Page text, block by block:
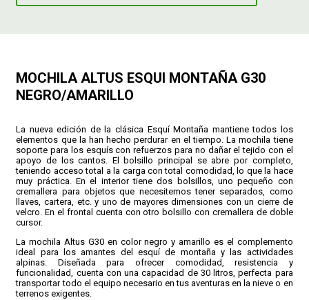
MOCHILA ALTUS ESQUI MONTAÑA G30
NEGRO/AMARILLO
La nueva edición de la clásica Esquí Montaña mantiene todos los
elementos que la han hecho perdurar en el tiempo. La mochila tiene
soporte para los esquís con refuerzos para no dañar el tejido con el
apoyo de los cantos. El bolsillo principal se abre por completo,
teniendo acceso total a la carga con total comodidad, lo que la hace
muy práctica. En el interior tiene dos bolsillos, uno pequeño con
cremallera para objetos que necesitemos tener separados, como
llaves, cartera, etc. y uno de mayores dimensiones con un cierre de
velcro. En el frontal cuenta con otro bolsillo con cremallera de doble
cursor.
La mochila Altus G30 en color negro y amarillo es el complemento
ideal para los amantes del esquí de montaña y las actividades
alpinas. Diseñada para ofrecer comodidad, resistencia y
funcionalidad, cuenta con una capacidad de 30 litros, perfecta para
transportar todo el equipo necesario en tus aventuras en la nieve o en
terrenos exigentes.
DEVOLUCIONES
FORMAS DE PAGO